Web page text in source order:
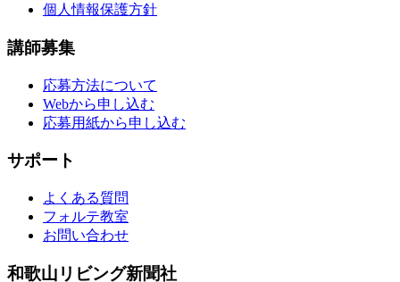
個人情報保護方針
講師募集
応募方法について
Webから申し込む
応募用紙から申し込む
サポート
よくある質問
フォルテ教室
お問い合わせ
和歌山リビング新聞社